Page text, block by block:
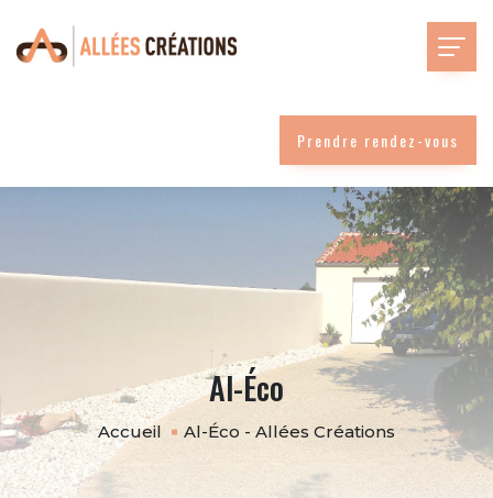
Prendre rendez-vous
Al-Éco
Accueil Al-Éco - Allées Créations